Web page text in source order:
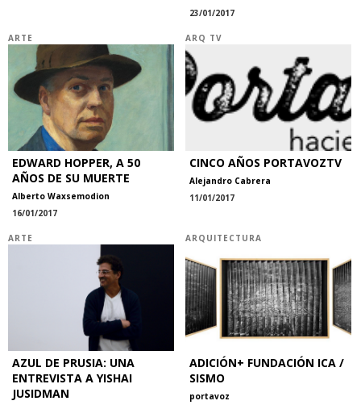
23/01/2017
ARTE
EDWARD HOPPER, A 50
AÑOS DE SU MUERTE
Alberto Waxsemodion
16/01/2017
ARQ TV
CINCO AÑOS PORTAVOZTV
Alejandro Cabrera
11/01/2017
ARTE
AZUL DE PRUSIA: UNA
ENTREVISTA A YISHAI
JUSIDMAN
ARQUITECTURA
ADICIÓN+ FUNDACIÓN ICA /
SISMO
portavoz